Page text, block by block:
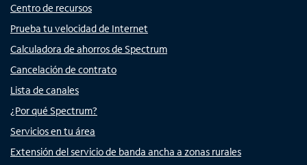
Centro de recursos
Prueba tu velocidad de Internet
Calculadora de ahorros de Spectrum
Cancelación de contrato
Lista de canales
¿Por qué Spectrum?
Servicios en tu área
Extensión del servicio de banda ancha a zonas rurales